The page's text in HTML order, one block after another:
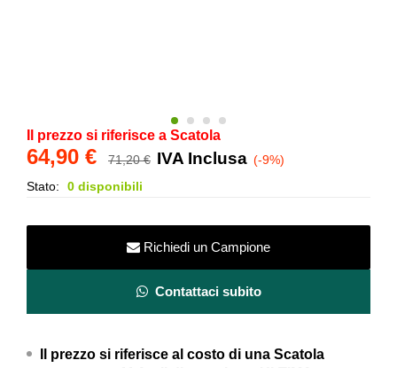
Il prezzo si riferisce a Scatola
64,90 € 71,20€ IVA Inclusa (-9%)
Stato:
0 disponibili
Richiedi un Campione
Contattaci subito
Il prezzo si riferisce al costo di una Scatola